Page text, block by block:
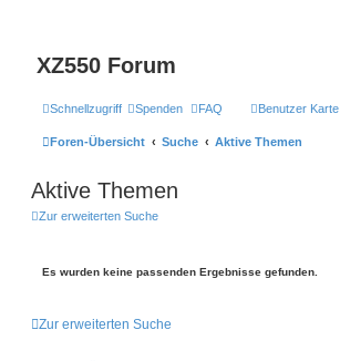
XZ550 Forum
Schnellzugriff Spenden FAQ Benutzer Karte
Foren-Übersicht Suche Aktive Themen
Aktive Themen
Zur erweiterten Suche
Es wurden keine passenden Ergebnisse gefunden.
Zur erweiterten Suche